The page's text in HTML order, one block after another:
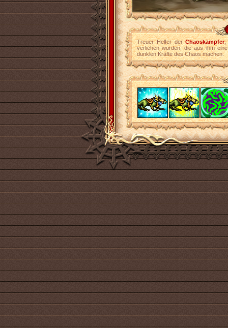
Treuer Helfer derChaoskämpfer,
verliehen wurden, die aus ihm
dunklen Kräfte des Chaos machen.